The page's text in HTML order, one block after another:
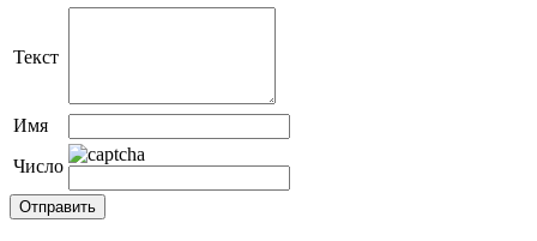
Текст
Имя
Число